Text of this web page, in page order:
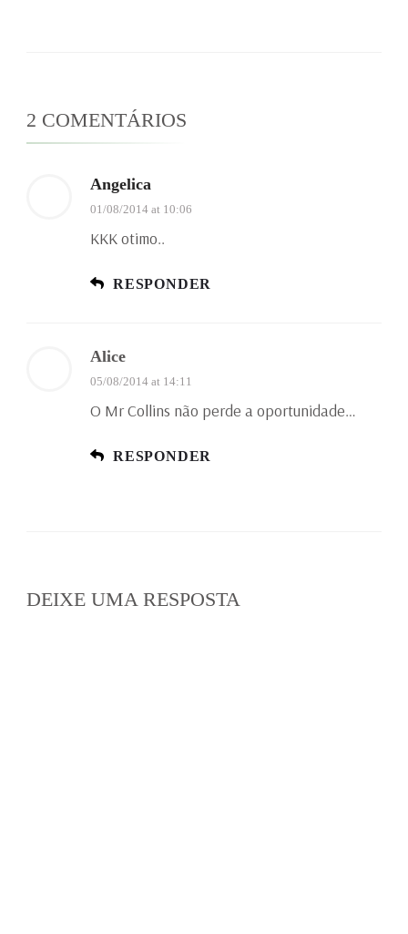
2 COMENTÁRIOS
Angelica
01/08/2014 at 10:06
KKK otimo..
RESPONDER
Alice
05/08/2014 at 14:11
O Mr Collins não perde a oportunidade…
RESPONDER
DEIXE UMA RESPOSTA